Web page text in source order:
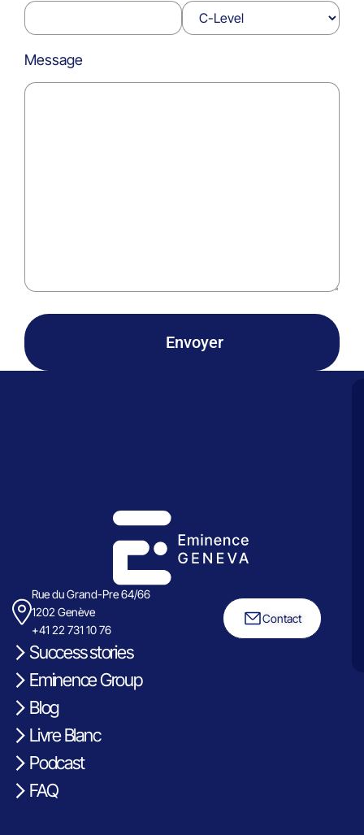
Message
Envoyer
Rue du Grand-Pre 64/66
1202 Genève
+41 22 731 10 76
Contact
Success stories
Eminence Group
Blog
Livre Blanc
Podcast
FAQ